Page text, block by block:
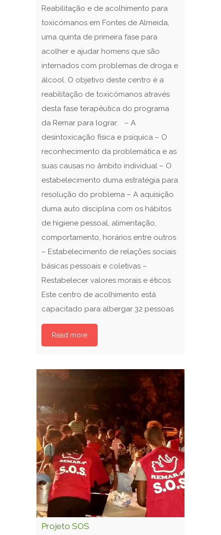
Reabilitação e de acolhimento para
toxicómanos em Fontes de Almeida,
uma quinta de primeira fase para
acolher e ajudar homens que são
internados com problemas de droga e
álcool. O objetivo deste centro é a
reabilitação de toxicómanos através
desta fase terapêutica do programa
da Remar para lograr: – A
desintoxicação física e psíquica – O
reconhecimento da problemática e as
suas causas no âmbito individual – O
estabelecimento duma estratégia para
resolução do problema – A aquisição
duma auto disciplina com os hábitos
de higiene pessoal, alimentação,
comportamento, horários entre outros
– Estabelecimento de relações sociais
básicas pessoais e coletivas –
Restabelecer valores morais e éticos
Este centro de acolhimento está
capacitado para albergar 32 pessoas
Read more
Projeto SOS